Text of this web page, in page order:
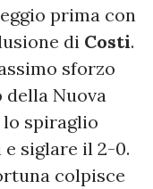
prima con
di Costi.
sforzo
della Nuova
spiraglio
siglare il 2-0.
colpisce